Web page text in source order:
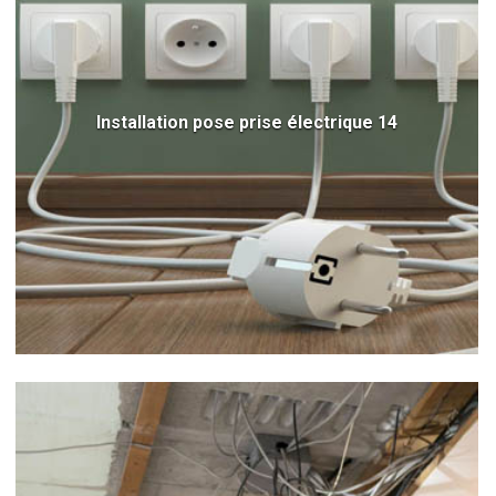
Installation pose prise électrique 14